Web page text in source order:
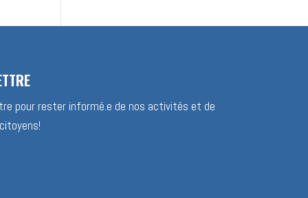
pour rester informé.e de nos activités et de